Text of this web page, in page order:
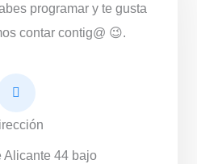
programar y te gusta
contar contig@ 😉.
Alicante 44 bajo